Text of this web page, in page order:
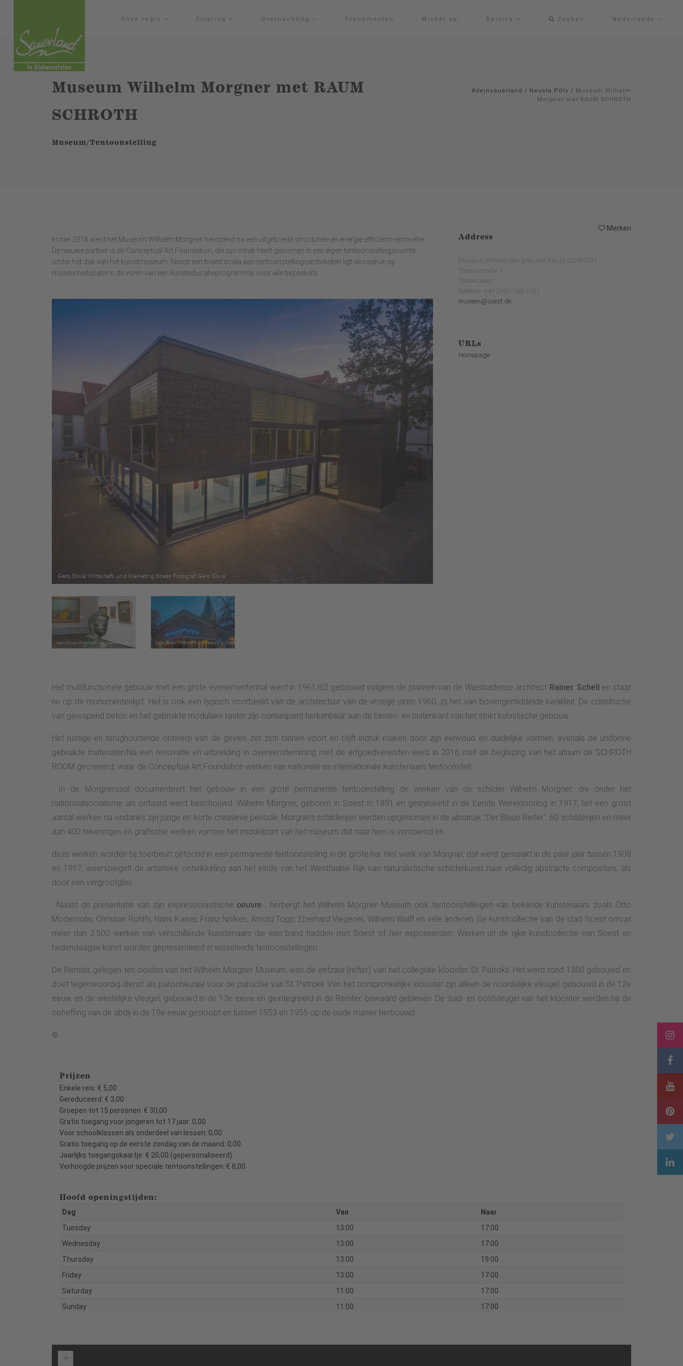
Onze regio Ervaring Overnachting Evenementen Winkel op Service Zoeken Nederlands
Museum Wilhelm Morgner met RAUM
SCHROTH
Museum/Tentoonstelling
#deinsauerland / Neusta POIs / Museum Wilhelm
Morgner met RAUM SCHROTH
Merken
In mei 2016 werd het Museum Wilhelm Morgner heropend na een uitgebreide structurele en energie-efficiënte renovatie.
De nieuwe partner is de Conceptual Art Foundation, die zijn intrek heeft genomen in een eigen tentoonstellingsruimte
onder het dak van het kunstmuseum. Naast een breed scala aan tentoonstellingsactiviteiten ligt de nadruk op
museumeducatie in de vorm van een kunsteducatieprogramma voor alle bezoekers.
Address
Museum Wilhelm Morgner met RAUM SCHROTH
Thomästraße 1
59494 Soest
Telefoon: +49 2921/103-1131
museen@soest.de
URLs
Homepage
Het multifunctionele gebouw met een grote evenementenhal werd in 1961/62 gebouwd volgens de plannen van de Wiesbadense architect Rainer Schell en staat
nu op de monumentenlijst. Het is ook een typisch voorbeeld van de architectuur van de vroege jaren 1960, zij het van bovengemiddelde kwaliteit. De constructie
van gewapend beton en het gebruikte modulaire raster zijn consequent herkenbaar aan de binnen- en buitenkant van het strikt kubistische gebouw.
Het rustige en terughoudende ontwerp van de gevels zet zich binnen voort en blijft indruk maken door zijn eenvoud en duidelijke vormen, evenals de uniforme
gebruikte materialen.Na een renovatie en uitbreiding in overeenstemming met de erfgoedvereisten werd in 2016 met de beglazing van het atrium de SCHROTH
ROOM gecreëerd, waar de Conceptual Art Foundation werken van nationale en internationale kunstenaars tentoonstelt
. In de Morgnersaal documenteert het gebouw in een grote permanente tentoonstelling de werken van de schilder Wilhelm Morgner, die onder het
nationaalsocialisme als ontaard werd beschouwd. Wilhelm Morgner, geboren in Soest in 1891 en gesneuveld in de Eerste Wereldoorlog in 1917, liet een groot
aantal werken na ondanks zijn jonge en korte creatieve periode. Morgners schilderijen werden opgenomen in de almanak "Der Blaue Reiter". 60 schilderijen en meer
dan 400 tekeningen en grafische werken vormen het middelpunt van het museum dat naar hem is vernoemd en
deze werken worden bij toerbeurt getoond in een permanente tentoonstelling in de grote hal. Het werk van Morgner, dat werd gemaakt in de paar jaar tussen 1908
en 1917, weerspiegelt de artistieke ontwikkeling aan het einde van het Westfaalse Rijk van naturalistische schilderkunst naar volledig abstracte composities, als
door een vergrootglas
. Naast de presentatie van zijn expressionistische oeuvre , herbergt het Wilhelm Morgner Museum ook tentoonstellingen van bekende kunstenaars zoals Otto
Modersohn, Christian Rohlfs, Hans Kaiser, Franz Nölken, Arnold Topp, Eberhard Viegener, Wilhelm Wulff en vele anderen. De kunstcollectie van de stad Soest omvat
meer dan 3.500 werken van verschillende kunstenaars die een band hadden met Soest of hier exposeerden. Werken uit de rijke kunstcollectie van Soest en
hedendaagse kunst worden gepresenteerd in wisselende tentoonstellingen.
De Remter, gelegen ten oosten van het Wilhelm Morgner Museum, was de eetzaal (refter) van het collegiale klooster St. Patrokli. Het werd rond 1300 gebouwd en
doet tegenwoordig dienst als parochiezaal voor de parochie van St. Patrokli. Van het oorspronkelijke klooster zijn alleen de noordelijke vleugel, gebouwd in de 12e
eeuw, en de westelijke vleugel, gebouwd in de 13e eeuw en geïntegreerd in de Remter, bewaard gebleven. De zuid- en oostvleugel van het klooster werden na de
opheffing van de abdij in de 19e eeuw gesloopt en tussen 1953 en 1955 op de oude manier herbouwd
©
Prijzen
Enkele reis: € 5,00
Gereduceerd: € 3,00
Groepen tot 15 personen: € 30,00
Gratis toegang voor jongeren tot 17 jaar: 0,00
Voor schoolklassen als onderdeel van lessen: 0,00
Gratis toegang op de eerste zondag van de maand: 0,00
Jaarlijks toegangskaartje: € 20,00 (gepersonaliseerd)
Verhoogde prijzen voor speciale tentoonstellingen: € 8,00
Hoofd openingstijden:
Dag Van
Naar
Tuesday
13:00
17:00
Wednesday
13:00
17:00
Thursday
13:00
19:00
Friday
13:00
17:00
Saturday
11:00
17:00
Sunday
11:00 17:00